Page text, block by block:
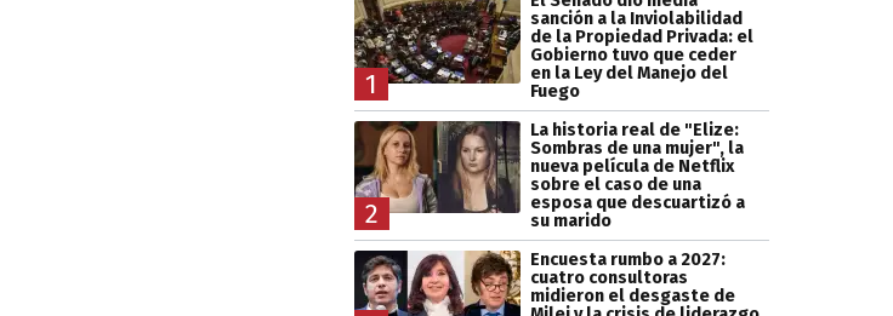
1
sanción a la Inviolabilidad
de la Propiedad Privada: el
Gobierno tuvo que ceder
en la Ley del Manejo del
Fuego
2
La historia real de "Elize:
Sombras de una mujer", la
nueva película de Netflix
sobre el caso de una
esposa que descuartizó a
su marido
Encuesta rumbo a 2027:
cuatro consultoras
midieron el desgaste de